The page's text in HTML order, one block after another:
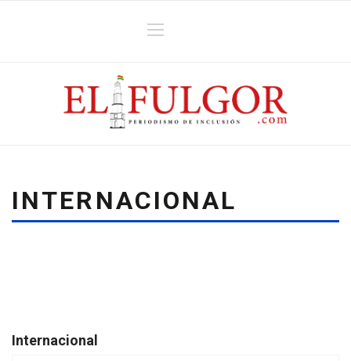
INTERNACIONAL
Internacional